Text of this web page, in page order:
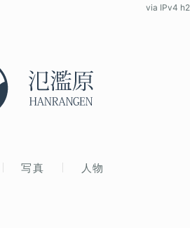
写真 人物
via IPv4 h2